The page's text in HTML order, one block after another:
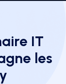
IT
les